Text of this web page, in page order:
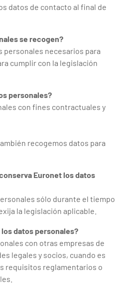
datos de contacto al final de
se recogen?
personales necesarios para
cumplir con la legislación
personales?
con fines contractuales y
recogemos datos para
Euronet los datos
sólo durante el tiempo
la legislación aplicable.
datos personales?
con otras empresas de
legales y socios, cuando es
requisitos reglamentarios o